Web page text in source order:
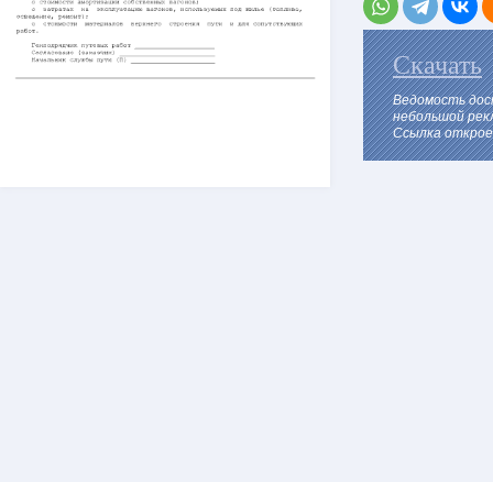
Скачать
Ведомость
небольшой
Ссылка